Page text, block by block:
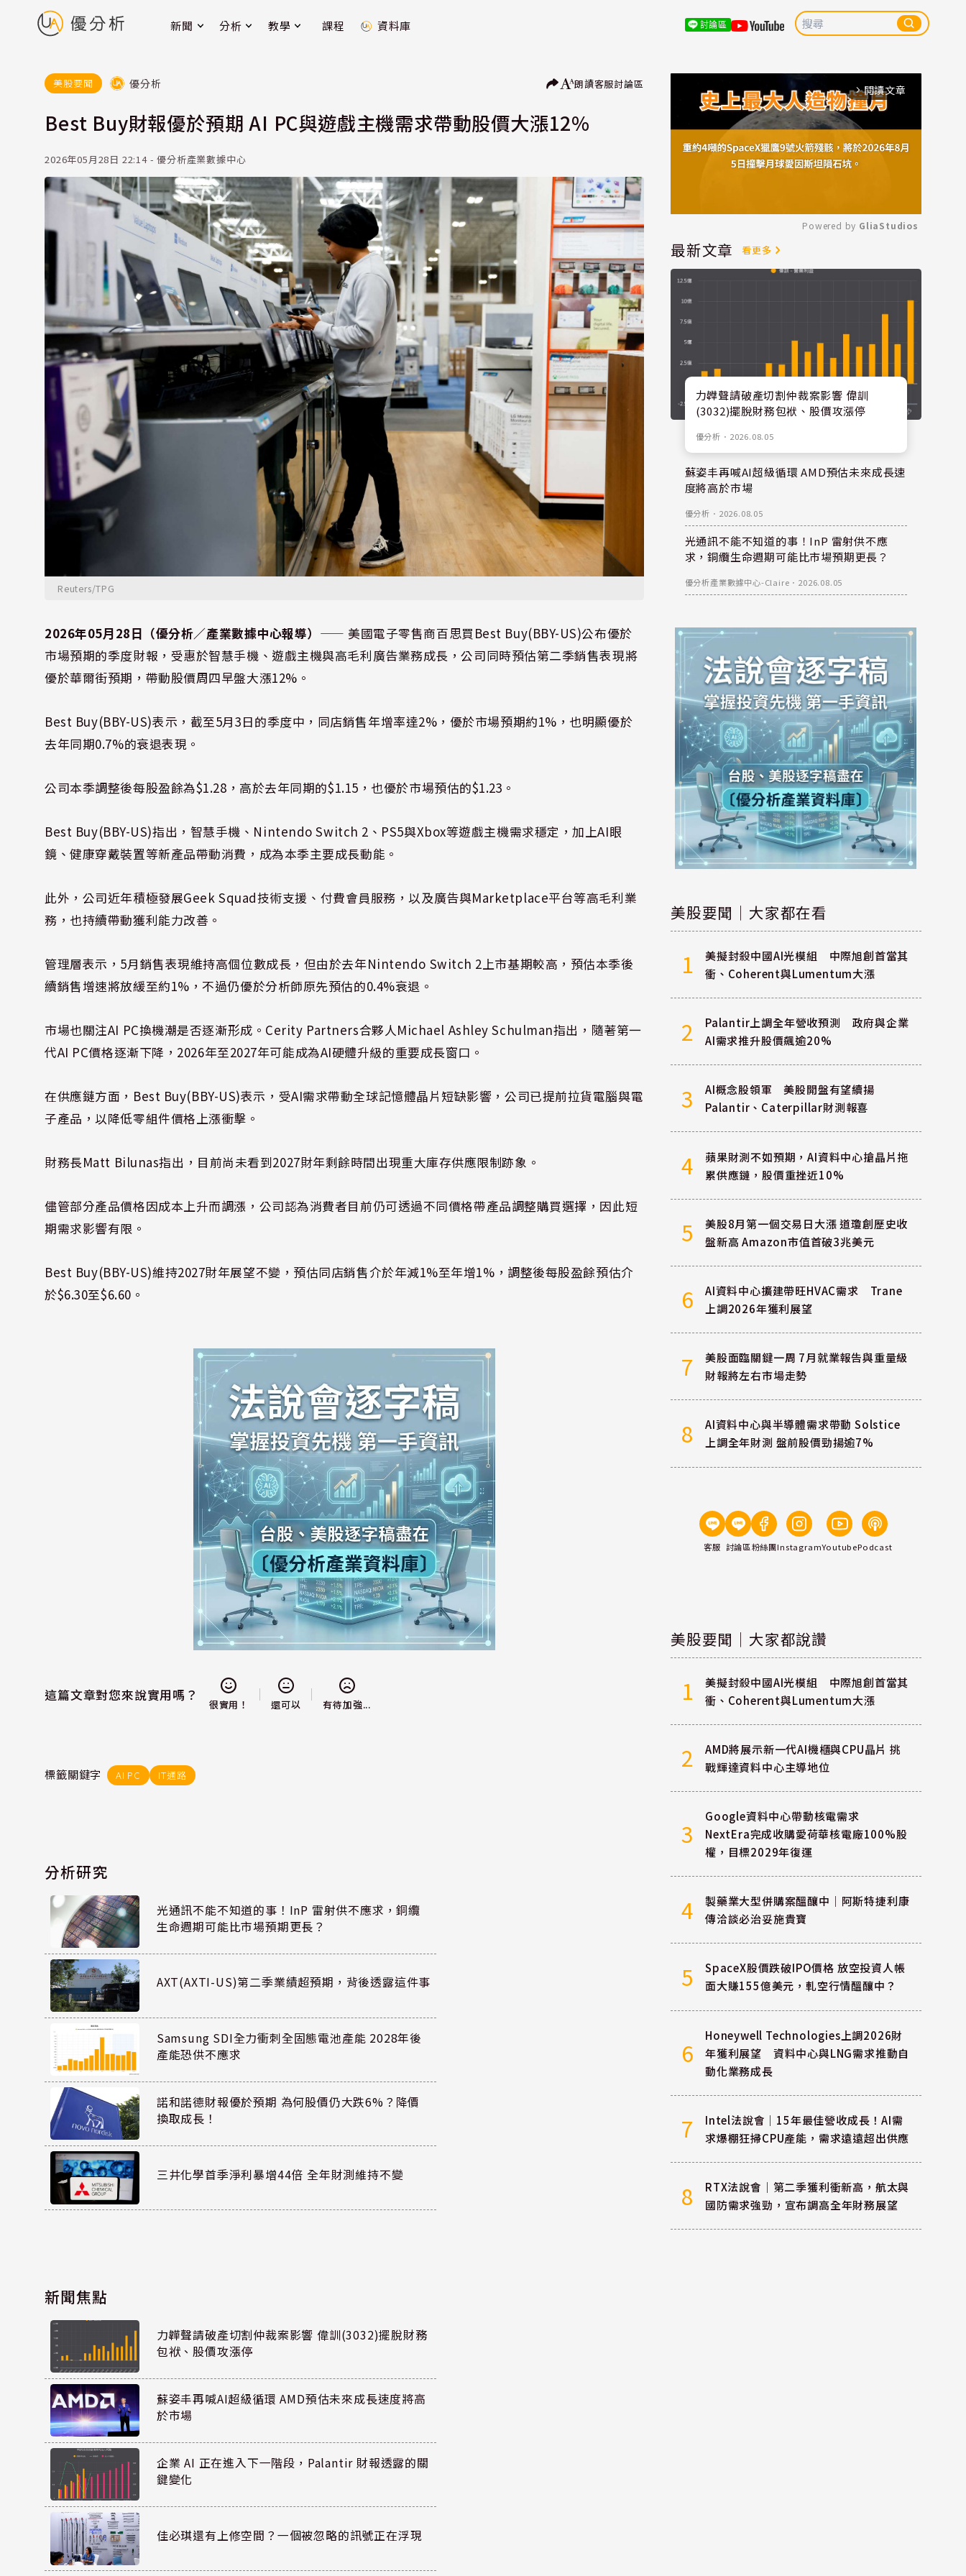
新聞 分析 教學 課程 資料庫 討論區
美股要聞 優分析 朗讀客服討論區
Best Buy財報優於預期 AI PC與遊戲主機需求帶動股價大漲12%
2026年05月28日 22:14 - 優分析產業數據中心
Reuters/TPG
2026年05月28日（優分析／產業數據中心報導） ⸺ 美國電子零售商百思買Best Buy(BBY-US)公布優於
市場預期的季度財報，受惠於智慧手機、遊戲主機與高毛利廣告業務成長，公司同時預估第二季銷售表現將
優於華爾街預期，帶動股價周四早盤大漲12%。
Best Buy(BBY-US)表示，截至5月3日的季度中，同店銷售年增率達2%，優於市場預期約1%，也明顯優於
去年同期0.7%的衰退表現。
公司本季調整後每股盈餘為$1.28，高於去年同期的$1.15，也優於市場預估的$1.23。
Best Buy(BBY-US)指出，智慧手機、Nintendo Switch 2、PS5與Xbox等遊戲主機需求穩定，加上AI眼
鏡、健康穿戴裝置等新產品帶動消費，成為本季主要成長動能。
此外，公司近年積極發展Geek Squad技術支援、付費會員服務，以及廣告與Marketplace平台等高毛利業
務，也持續帶動獲利能力改善。
管理層表示，5月銷售表現維持高個位數成長，但由於去年Nintendo Switch 2上市基期較高，預估本季後
續銷售增速將放緩至約1%，不過仍優於分析師原先預估的0.4%衰退。
市場也關注AI PC換機潮是否逐漸形成。Cerity Partners合夥人Michael Ashley Schulman指出，隨著第一
代AI PC價格逐漸下降，2026年至2027年可能成為AI硬體升級的重要成長窗口。
在供應鏈方面，Best Buy(BBY-US)表示，受AI需求帶動全球記憶體晶片短缺影響，公司已提前拉貨電腦與電
子產品，以降低零組件價格上漲衝擊。
財務長Matt Bilunas指出，目前尚未看到2027財年剩餘時間出現重大庫存供應限制跡象。
儘管部分產品價格因成本上升而調漲，公司認為消費者目前仍可透過不同價格帶產品調整購買選擇，因此短
期需求影響有限。
Best Buy(BBY-US)維持2027財年展望不變，預估同店銷售介於年減1%至年增1%，調整後每股盈餘預估介
於$6.30至$6.60。
這篇文章對您來說實用嗎？
很實用！ 還可以 有待加強...
標籤關鍵字 AI PC IT通路
分析研究
光通訊不能不知道的事！InP 雷射供不應求，銅纜
生命週期可能比市場預期更長？
AXT(AXTI-US)第二季業績超預期，背後透露這件事
Samsung SDI全力衝刺全固態電池產能 2028年後
產能恐供不應求
諾和諾德財報優於預期 為何股價仍大跌6%？降價
換取成長！
三井化學首季淨利暴增44倍 全年財測維持不變
新聞焦點
力韡聲請破產切割仲裁案影響 偉訓(3032)擺脫財務
包袱、股價攻漲停
蘇姿丰再喊AI超級循環 AMD預估未來成長速度將高
於市場
企業 AI 正在進入下一階段，Palantir 財報透露的關
鍵變化
佳必琪還有上修空間？一個被忽略的訊號正在浮現
arrow_forward_ios 閱讀文章
Mute
Powered by GliaStudios
最新文章 看更多
力韡聲請破產切割仲裁案影響 偉訓
(3032)擺脫財務包袱、股價攻漲停
優分析 ． 2026.08.05
蘇姿丰再喊AI超級循環 AMD預估未來成長速
度將高於市場
優分析 ． 2026.08.05
光通訊不能不知道的事！InP 雷射供不應
求，銅纜生命週期可能比市場預期更長？
優分析產業數據中心-Claire ． 2026.08.05
美股要聞｜大家都在看
1
美擬封殺中國AI光模組 中際旭創首當其
衝、Coherent與Lumentum大漲
2
Palantir上調全年營收預測 政府與企業
AI需求推升股價飆逾20%
3
AI概念股領軍 美股開盤有望續揚
Palantir、Caterpillar財測報喜
4
蘋果財測不如預期，AI資料中心搶晶片拖
累供應鏈，股價重挫近10%
5
美股8月第一個交易日大漲 道瓊創歷史收
盤新高 Amazon市值首破3兆美元
6
AI資料中心擴建帶旺HVAC需求 Trane
上調2026年獲利展望
7
美股面臨關鍵一周 7月就業報告與重量級
財報將左右市場走勢
8
AI資料中心與半導體需求帶動 Solstice
上調全年財測 盤前股價勁揚逾7%
客服 討論區粉絲團InstagramYoutubePodcast
美股要聞｜大家都說讚
1
美擬封殺中國AI光模組 中際旭創首當其
衝、Coherent與Lumentum大漲
2
AMD將展示新一代AI機櫃與CPU晶片 挑
戰輝達資料中心主導地位
3
Google資料中心帶動核電需求
NextEra完成收購愛荷華核電廠100%股
權，目標2029年復運
4
製藥業大型併購案醞釀中｜阿斯特捷利康
傳洽談必治妥施貴寶
5
SpaceX股價跌破IPO價格 放空投資人帳
面大賺155億美元，軋空行情醞釀中？
6
Honeywell Technologies上調2026財
年獲利展望 資料中心與LNG需求推動自
動化業務成長
7
Intel法說會｜15年最佳營收成長！AI需
求爆棚狂掃CPU產能，需求遠遠超出供應
8
RTX法說會｜第二季獲利衝新高，航太與
國防需求強勁，宣布調高全年財務展望